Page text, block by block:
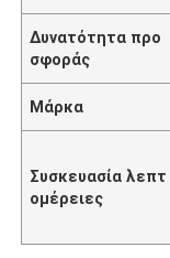
Δυνατότητα προ
σφοράς
Μάρκα
Συσκευασία λεπτ
ομέρειες